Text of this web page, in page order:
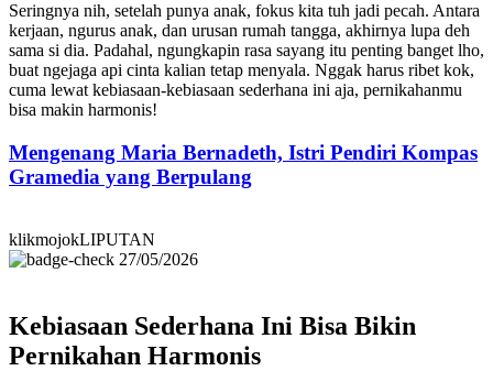
Seringnya nih, setelah punya anak, fokus kita tuh jadi pecah. Antara
kerjaan, ngurus anak, dan urusan rumah tangga, akhirnya lupa deh
sama si dia. Padahal, ngungkapin rasa sayang itu penting banget lho,
buat ngejaga api cinta kalian tetap menyala. Nggak harus ribet kok,
cuma lewat kebiasaan-kebiasaan sederhana ini aja, pernikahanmu
bisa makin harmonis!
Mengenang Maria Bernadeth, Istri Pendiri Kompas
Gramedia yang Berpulang
klikmojokLIPUTAN
27/05/2026
Kebiasaan Sederhana Ini Bisa Bikin
Pernikahan Harmonis